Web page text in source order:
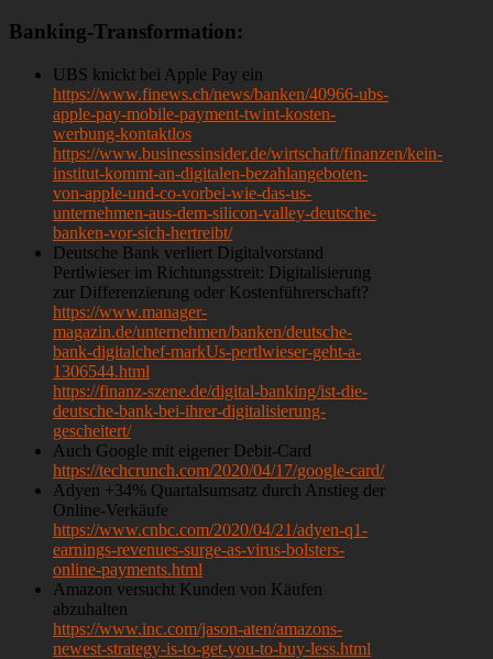
Banking-Transformation:
UBS knickt bei Apple Pay ein
https://www.finews.ch/news/banken/40966-ubs-
apple-pay-mobile-payment-twint-kosten-
werbung-kontaktlos
https://www.businessinsider.de/wirtschaft/finanzen/kein-
institut-kommt-an-digitalen-bezahlangeboten-
von-apple-und-co-vorbei-wie-das-us-
unternehmen-aus-dem-silicon-valley-deutsche-
banken-vor-sich-hertreibt/
Deutsche Bank verliert Digitalvorstand
Pertlwieser im Richtungsstreit: Digitalisierung
zur Differenzierung oder Kostenführerschaft?
https://www.manager-
magazin.de/unternehmen/banken/deutsche-
bank-digitalchef-markUs-pertlwieser-geht-a-
1306544.html
https://finanz-szene.de/digital-banking/ist-die-
deutsche-bank-bei-ihrer-digitalisierung-
gescheitert/
Auch Google mit eigener Debit-Card
https://techcrunch.com/2020/04/17/google-card/
Adyen +34% Quartalsumsatz durch Anstieg der
Online-Verkäufe
https://www.cnbc.com/2020/04/21/adyen-q1-
earnings-revenues-surge-as-virus-bolsters-
online-payments.html
Amazon versucht Kunden von Käufen
abzuhalten
https://www.inc.com/jason-aten/amazons-
newest-strategy-is-to-get-you-to-buy-less.html